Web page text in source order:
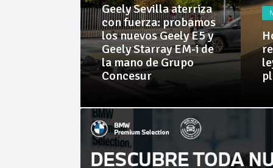
Geely Sevilla aterriza
con fuerza: probamos
los nuevos Geely E5 y
Geely Starray EM-i de
la mano de Grupo
Concesur